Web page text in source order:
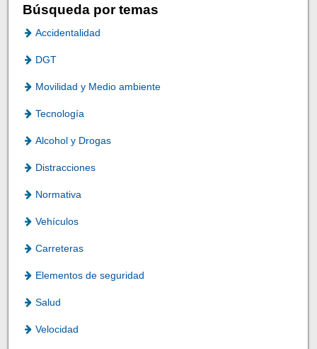
Búsqueda por temas
Accidentalidad
DGT
Movilidad y Medio ambiente
Tecnología
Alcohol y Drogas
Distracciones
Normativa
Vehículos
Carreteras
Elementos de seguridad
Salud
Velocidad